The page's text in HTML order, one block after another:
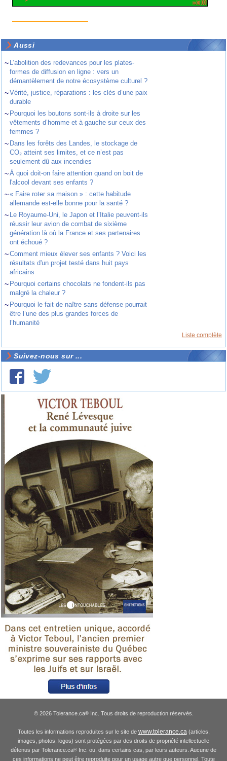
Aussi
~ L’abolition des redevances pour les plates-
formes de diffusion en ligne : vers un
démantèlement de notre écosystème culturel ?
~Vérité, justice, réparations : les clés d’une paix
durable
~ Pourquoi les boutons sont-ils à droite sur les
vêtements d’homme et à gauche sur ceux des
femmes ?
~ Dans les forêts des Landes, le stockage de
CO₂ atteint ses limites, et ce n’est pas
seulement dû aux incendies
~À quoi doit-on faire attention quand on boit de
l'alcool devant ses enfants ?
~« Faire roter sa maison » : cette habitude
allemande est-elle bonne pour la santé ?
~ Le Royaume-Uni, le Japon et l’Italie peuvent-ils
réussir leur avion de combat de sixième
génération là où la France et ses partenaires
ont échoué ?
~Comment mieux élever ses enfants ? Voici les
résultats d'un projet testé dans huit pays
africains
~ Pourquoi certains chocolats ne fondent-ils pas
malgré la chaleur ?
~ Pourquoi le fait de naître sans défense pourrait
être l’une des plus grandes forces de
l’humanité
Liste complète
Suivez-nous sur ...
© 2026 Tolerance.ca®Inc. Tous droits de reproduction réservés.
Toutes les informations reproduites sur le site de www.tolerance.ca (articles,
images, photos, logos) sont protégées par des droits de propriété intellectuelle
détenus par Tolerance.ca® Inc. ou, dans certains cas, par leurs auteurs. Aucune de
ces informations ne peut être reproduite pour un usage autre que personnel. Toute